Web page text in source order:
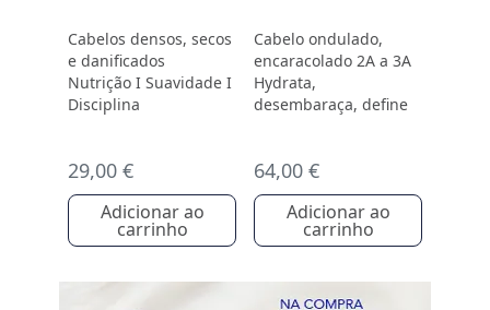
Cabelos densos, secos
e danificados
Nutrição I Suavidade I
Disciplina
29,00 €
Adicionar ao
carrinho
Cabelo ondulado,
encaracolado 2A a 3A
Hydrata,
desembaraça, define
64,00 €
Adicionar ao
carrinho